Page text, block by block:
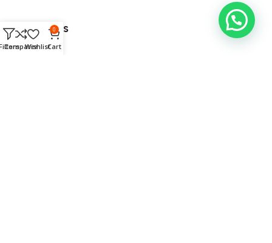
Categories
Ordinateur
ComparerWishlist
0
Cart